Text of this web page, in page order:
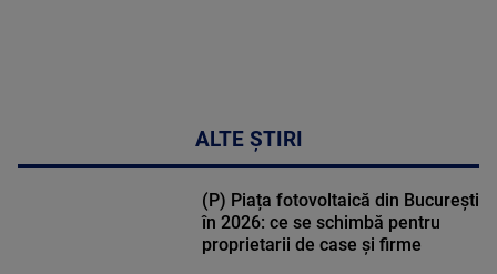
ALTE ȘTIRI
(P) Piața fotovoltaică din București
în 2026: ce se schimbă pentru
proprietarii de case și firme